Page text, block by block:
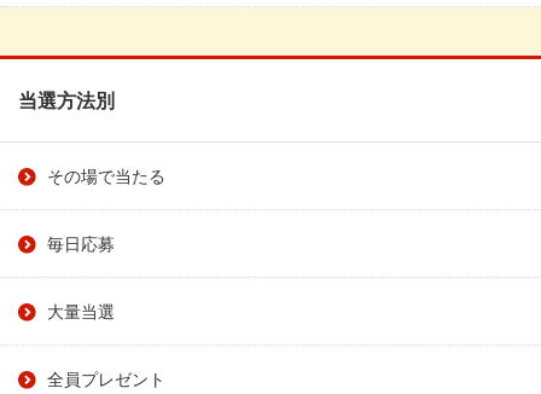
当選方法別
その場で当たる
毎日応募
大量当選
全員プレゼント